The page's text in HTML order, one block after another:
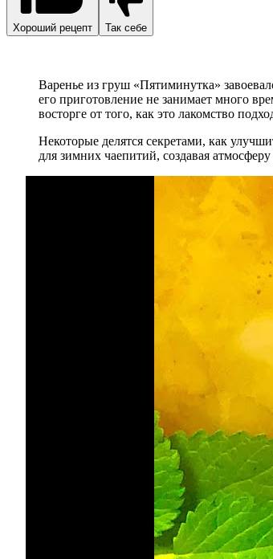
Хороший рецепт Так себе
Варенье из груш «Пятиминутка»
его приготовление не занимает много
восторге от того, как это лакомство
Некоторые делятся секретами, как
для зимних чаепитий, создавая